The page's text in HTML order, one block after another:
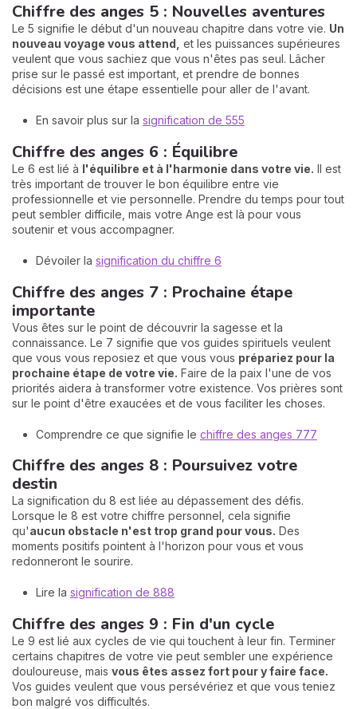
Chiffre des anges 5 : Nouvelles aventures
Le 5 signifie le début d'un nouveau chapitre dans votre vie. Un
nouveau voyage vous attend, et les puissances supérieures
veulent que vous sachiez que vous n'êtes pas seul. Lâcher
prise sur le passé est important, et prendre de bonnes
décisions est une étape essentielle pour aller de l'avant.
En savoir plus sur la signification de 555
Chiffre des anges 6 : Équilibre
Le 6 est lié à l'équilibre et à l'harmonie dans votre vie. Il est
très important de trouver le bon équilibre entre vie
professionnelle et vie personnelle. Prendre du temps pour tout
peut sembler difficile, mais votre Ange est là pour vous
soutenir et vous accompagner.
Dévoiler la signification du chiffre 6
Chiffre des anges 7 : Prochaine étape
importante
Vous êtes sur le point de découvrir la sagesse et la
connaissance. Le 7 signifie que vos guides spirituels veulent
que vous vous reposiez et que vous vous prépariez pour la
prochaine étape de votre vie. Faire de la paix l'une de vos
priorités aidera à transformer votre existence. Vos prières sont
sur le point d'être exaucées et de vous faciliter les choses.
Comprendre ce que signifie le chiffre des anges 777
Chiffre des anges 8 : Poursuivez votre
destin
La signification du 8 est liée au dépassement des défis.
Lorsque le 8 est votre chiffre personnel, cela signifie
qu'aucun obstacle n'est trop grand pour vous. Des
moments positifs pointent à l'horizon pour vous et vous
redonneront le sourire.
Lire la signification de 888
Chiffre des anges 9 : Fin d'un cycle
Le 9 est lié aux cycles de vie qui touchent à leur fin. Terminer
certains chapitres de votre vie peut sembler une expérience
douloureuse, mais vous êtes assez fort pour y faire face.
Vos guides veulent que vous persévériez et que vous teniez
bon malgré vos difficultés.